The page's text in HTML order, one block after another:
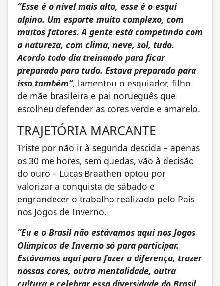
“Esse é o nível mais alto, esse é o esqui
alpino. Um esporte muito complexo, com
muitos fatores. A gente está competindo com
a natureza, com clima, neve, sol, tudo.
Acordo todo dia treinando para ficar
preparado para tudo. Estava preparado para
isso também”, lamentou o esquiador, filho
de mãe brasileira e pai norueguês que
escolheu defender as cores verde e amarelo.
TRAJETÓRIA MARCANTE
Triste por não ir à segunda descida – apenas
os 30 melhores, sem quedas, vão à decisão
do ouro – Lucas Braathen optou por
valorizar a conquista de sábado e
engrandecer o trabalho realizado pelo País
nos Jogos de Inverno.
“Eu e o Brasil não estávamos aqui nos Jogos
Olímpicos de Inverno só para participar.
Estávamos aqui para fazer a diferença, trazer
nossas cores, outra mentalidade, outra
cultura e celebrar essa diversidade do Brasil